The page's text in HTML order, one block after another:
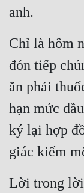
Đẹp
Đẹp Hiệp
Tính Cách Nhân Vật :
Sát Phạt Quyết Đoán
Vô Sỉ
anh.
Chỉ là hôm
đón tiếp
ăn phải
hạn mức
ký lại hợp
giác kiếm
Lời trong lời